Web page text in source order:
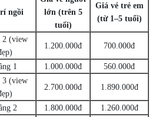
ngồi
lớn (trên 5
tuổi)
Giá vé trẻ em
(từ 1–5 tuổi)
2 (view
1.200.000đ 700.000đ
1 1.000.000đ 560.000đ
3 (view
2.700.000đ 1.890.000đ
2 1.800.000đ 1.260.000đ